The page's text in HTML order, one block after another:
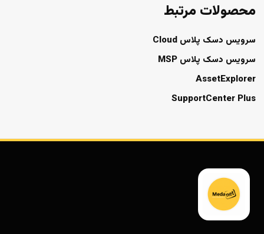
محصولات مرتبط
سرویس دسک پلاس Cloud
سرویس دسک پلاس MSP
AssetExplorer
SupportCenter Plus